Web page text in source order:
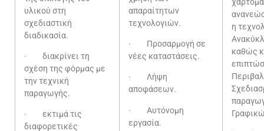
υλικού στη
σχεδιαστική
διαδικασία.
· διακρίνει τη
σχέση της φόρμας με
την τεχνική
παραγωγής.
· εκτιμά τις
διαφορετικές
απαραίτητων
τεχνολογιών.
· Προσαρμογή σε
νέες καταστάσεις.
· Λήψη
αποφάσεων.
· Αυτόνομη
εργασία.
η
καθώς